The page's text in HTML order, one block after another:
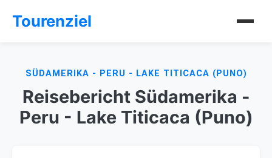
Tourenziel
SÜDAMERIKA - PERU - LAKE TITICACA (PUNO)
Reisebericht Südamerika -
Peru - Lake Titicaca (Puno)